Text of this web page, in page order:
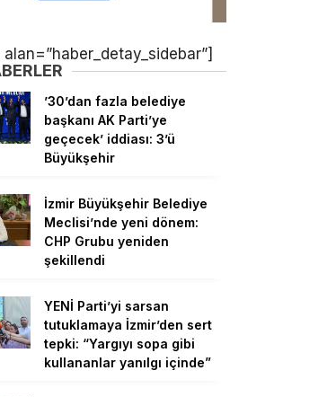
’30’dan fazla belediye
başkanı AK Parti’ye
geçecek’ iddiası: 3’ü
Büyükşehir
İzmir Büyükşehir Belediye
Meclisi’nde yeni dönem:
CHP Grubu yeniden
şekillendi
YENİ Parti’yi sarsan
tutuklamaya İzmir’den sert
tepki: “Yargıyı sopa gibi
kullananlar yanılgı içinde”